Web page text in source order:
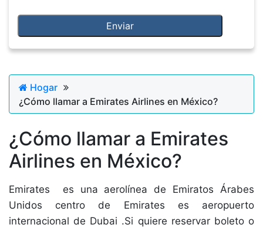
Hogar
¿Cómo llamar a Emirates Airlines en México?
¿Cómo llamar a Emirates
Airlines en México?
Emirates es una aerolínea de Emiratos Árabes
Unidos centro de Emirates es aeropuerto
internacional de Dubai .Si quiere reservar boleto o